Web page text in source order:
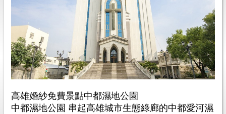
高雄婚紗免費景點中都濕地公園
中都濕地公園 串起高雄城市生態綠廊的中都愛河濕